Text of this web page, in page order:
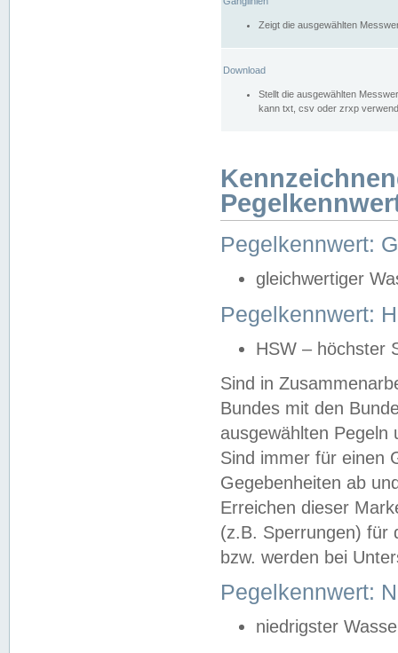
Zeigt die ausgewählten
Download
Stellt die ausgewählten
kann txt, csv oder zrxp
Pegelkennwert:
gleichwertiger
Pegelkennwert:
HSW – höchster
Sind in
Bundes mit den
ausgewählten
Sind immer für einen
Gegebenheiten ab
Erreichen dieser
(z.B. Sperrungen) für
bzw. werden bei
Pegelkennwert:
niedrigster